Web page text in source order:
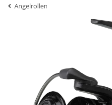
Angelrollen